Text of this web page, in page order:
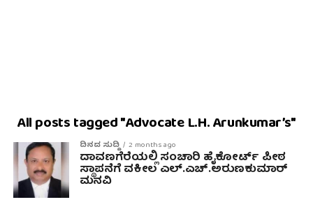
All posts tagged "Advocate L.H. Arunkumar’s"
ದಿನದ ಸುದ್ದಿ 2 months ago
ದಾವಣಗೆರೆಯಲ್ಲಿ ಸಂಚಾರಿ ಹೈಕೋರ್ಟ್ ಪೀಠ
ಸ್ಥಾಪನೆಗೆ ವಕೀಲ ಎಲ್.ಎಚ್.ಅರುಣಕುಮಾರ್
ಮನವಿ